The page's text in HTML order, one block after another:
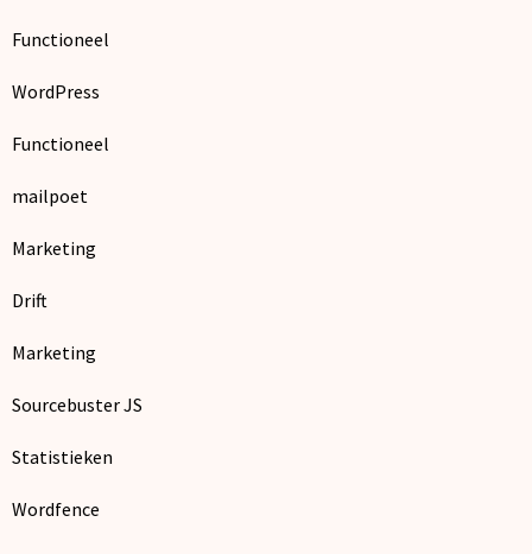
Functioneel
WordPress
Functioneel
mailpoet
Marketing
Drift
Marketing
Sourcebuster JS
Statistieken
Wordfence